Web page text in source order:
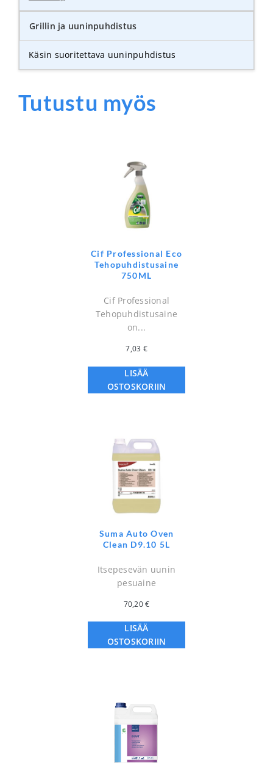
Grillin ja uuninpuhdistus
Käsin suoritettava uuninpuhdistus
Tutustu myös
Cif Professional Eco
Tehopuhdistusaine
750ML
Cif Professional
Tehopuhdistusaine
on...
7,03 €
LISÄÄ
OSTOSKORIIN
Suma Auto Oven
Clean D9.10 5L
Itsepesevän uunin
pesuaine
70,20€
LISÄÄ
OSTOSKORIIN